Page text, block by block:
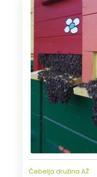
Čebelja družina AŽ